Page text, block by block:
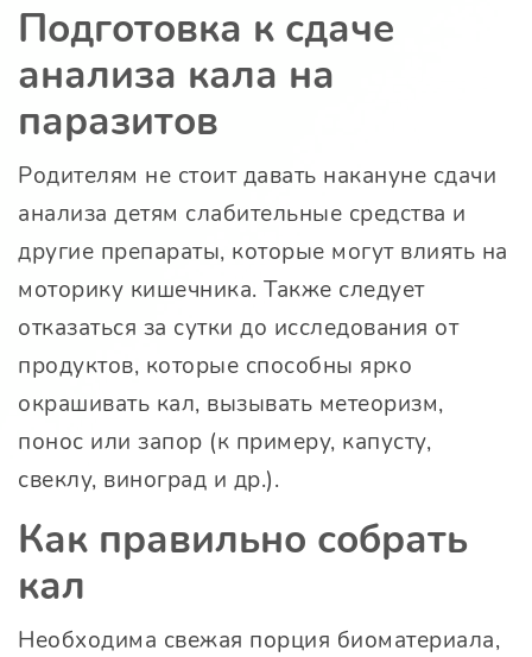
Подготовка к сдаче
анализа кала на
паразитов
Родителям не стоит давать накануне сдачи
анализа детям слабительные средства и
другие препараты, которые могут влиять на
моторику кишечника. Также следует
отказаться за сутки до исследования от
продуктов, которые способны ярко
окрашивать кал, вызывать метеоризм,
понос или запор (к примеру, капусту,
свеклу, виноград и др.).
Как правильно собрать
кал
Необходима свежая порция биоматериала,